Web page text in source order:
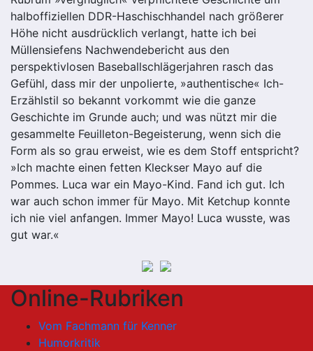
halboffiziellen DDR-Haschischhandel nach größerer
Höhe nicht ausdrücklich verlangt, hatte ich bei
Müllensiefens Nachwendebericht aus den
perspektivlosen Baseballschlägerjahren rasch das
Gefühl, dass mir der unpolierte, »authentische« Ich-
Erzählstil so bekannt vorkommt wie die ganze
Geschichte im Grunde auch; und was nützt mir die
gesammelte Feuilleton-Begeisterung, wenn sich die
Form als so grau erweist, wie es dem Stoff entspricht?
»Ich machte einen fetten Kleckser Mayo auf die
Pommes. Luca war ein Mayo-Kind. Fand ich gut. Ich
war auch schon immer für Mayo. Mit Ketchup konnte
ich nie viel anfangen. Immer Mayo! Luca wusste, was
gut war.«
Online-Rubriken
Vom Fachmann für Kenner
Humorkritik